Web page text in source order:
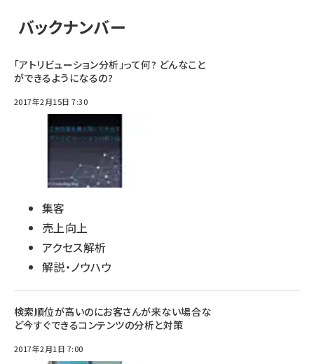
バックナンバー
「アトリビューション分析」って何? どんなこと
ができるようになるの?
2017年2月15日 7:30
集客
売上向上
アクセス解析
解説・ノウハウ
検索順位が高いのにお客さんが来ない場合な
ど今すぐできるコンテンツの分析と対策
2017年2月1日 7:00